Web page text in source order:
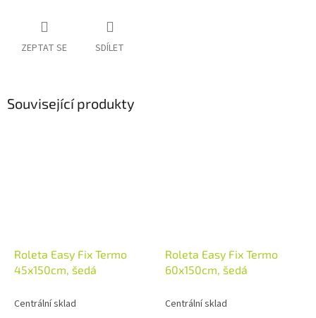
ZEPTAT SE SDÍLET
Související produkty
Roleta Easy Fix Termo
45x150cm, šedá
Centrální sklad
Roleta Easy Fix Termo
60x150cm, šedá
Centrální sklad